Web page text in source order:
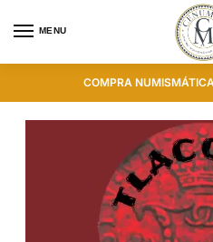
MENU
COMPRA